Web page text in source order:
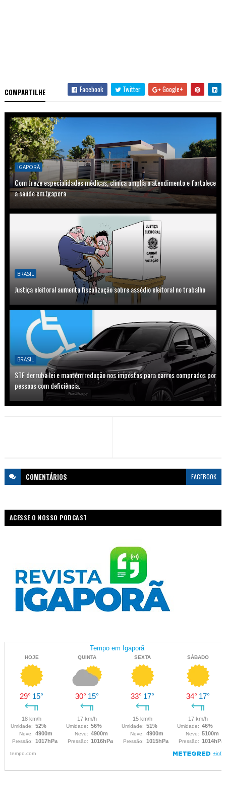
COMPARTILHE Facebook Twitter Google+
IGAPORÃ
Com treze especialidades médicas, clínica amplia o atendimento e fortalece
a saúde em Igaporã
BRASIL
Justiça eleitoral aumenta fiscalização sobre assédio eleitoral no trabalho
BRASIL
STF derruba lei e mantém redução nos impostos para carros comprados por
pessoas com deficiência.
COMENTÁRIOS FACEBOOK
ACESSE O NOSSO PODCAST